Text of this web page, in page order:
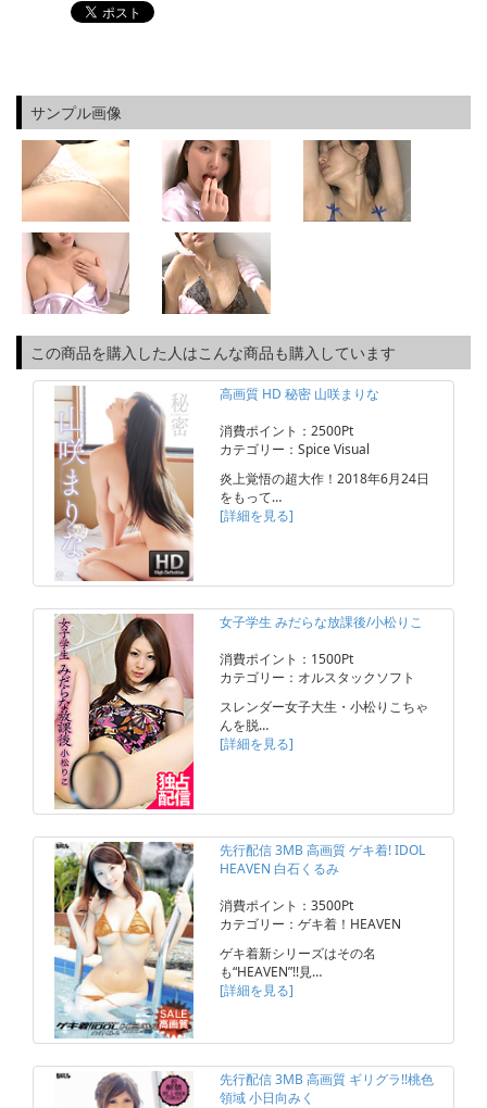
サンプル画像
この商品を購入した人はこんな商品も購入しています
高画質 HD 秘密 山咲まりな
消費ポイント：2500Pt
カテゴリー：Spice Visual
炎上覚悟の超大作！2018年6月24日
をもって…
[詳細を見る]
女子学生 みだらな放課後/小松りこ
消費ポイント：1500Pt
カテゴリー：オルスタックソフト
スレンダー女子大生・小松りこちゃ
んを脱…
[詳細を見る]
先行配信 3MB 高画質 ゲキ着! IDOL
HEAVEN 白石くるみ
消費ポイント：3500Pt
カテゴリー：ゲキ着！HEAVEN
ゲキ着新シリーズはその名
も“HEAVEN”!!見…
[詳細を見る]
先行配信 3MB 高画質 ギリグラ!!桃色
領域 小日向みく